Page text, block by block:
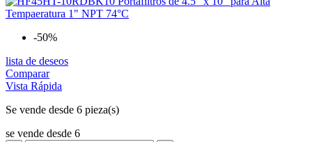
-50%
lista de deseos
Comparar
Vista Rápida
Se vende desde 6 pieza(s)
se vende desde 6